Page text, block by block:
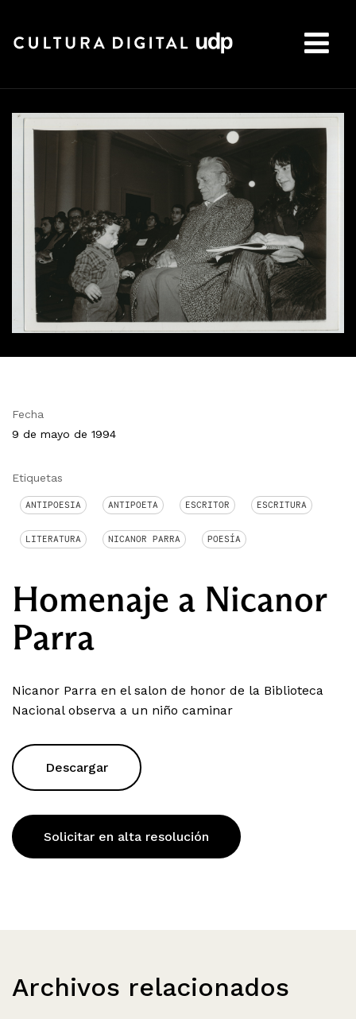
Fecha
9 de mayo de 1994
Etiquetas
ANTIPOESIA ANTIPOETA ESCRITOR ESCRITURA
LITERATURA NICANOR PARRA POESÍA
Homenaje a Nicanor
Parra
Nicanor Parra en el salon de honor de la Biblioteca
Nacional observa a un niño caminar
Descargar
Solicitar en alta resolución
Archivos relacionados